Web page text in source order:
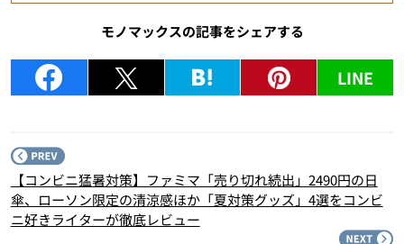
モノマックスの記事をシェアする
LINE
【コンビニ猛暑対策】ファミマ「売り切れ続出」2490円の日
傘、ローソン限定の清涼感ほか「夏対策グッズ」4選をコンビ
ニ好きライターが徹底レビュー